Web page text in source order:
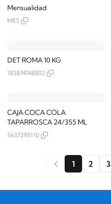
Mensualidad
MES
DET ROMA 10 KG
183874748002
CAJA COCA COLA
TAPARROSCA 24/355 ML
5637298110
1 2 3